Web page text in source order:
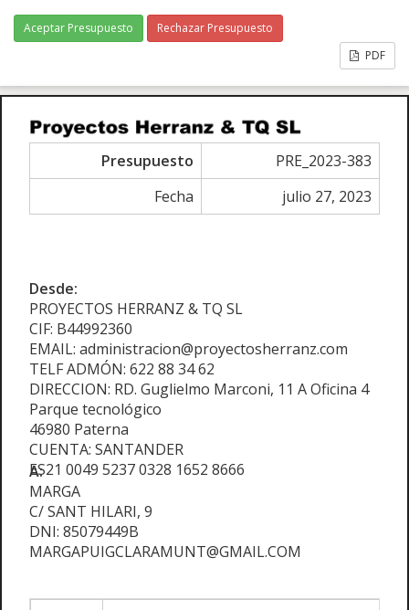
Aceptar Presupuesto
Rechazar Presupuesto
PDF
Presupuesto
PRE_2023-383
Fecha
julio 27, 2023
Desde:
PROYECTOS HERRANZ & TQ SL
CIF: B44992360
EMAIL: administracion@proyectosherranz.com
TELF ADMÓN: 622 88 34 62
DIRECCION: RD. Guglielmo Marconi, 11 A Oficina 4
Parque tecnológico
46980 Paterna
CUENTA: SANTANDER
ES21 0049 5237 0328 1652 8666
A:
MARGA
C/ SANT HILARI, 9
DNI: 85079449B
MARGAPUIGCLARAMUNT@GMAIL.COM